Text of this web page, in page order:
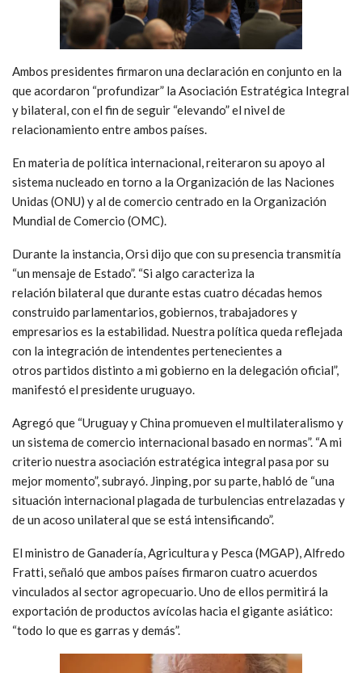
Ambos presidentes firmaron una declaración en conjunto en la
que acordaron “profundizar” la Asociación Estratégica Integral
y bilateral, con el fin de seguir “elevando” el nivel de
relacionamiento entre ambos países.
En materia de política internacional, reiteraron su apoyo al
sistema nucleado en torno a la Organización de las Naciones
Unidas (ONU) y al de comercio centrado en la Organización
Mundial de Comercio (OMC).
Durante la instancia, Orsi dijo que con su presencia transmitía
“un mensaje de Estado”. “Si algo caracteriza la
relación bilateral que durante estas cuatro décadas hemos
construido parlamentarios, gobiernos, trabajadores y
empresarios es la estabilidad. Nuestra política queda reflejada
con la integración de intendentes pertenecientes a
otros partidos distinto a mi gobierno en la delegación oficial”,
manifestó el presidente uruguayo.
Agregó que “Uruguay y China promueven el multilateralismo y
un sistema de comercio internacional basado en normas”. “A mi
criterio nuestra asociación estratégica integral pasa por su
mejor momento”, subrayó. Jinping, por su parte, habló de “una
situación internacional plagada de turbulencias entrelazadas y
de un acoso unilateral que se está intensificando”.
El ministro de Ganadería, Agricultura y Pesca (MGAP), Alfredo
Fratti, señaló que ambos países firmaron cuatro acuerdos
vinculados al sector agropecuario. Uno de ellos permitirá la
exportación de productos avícolas hacia el gigante asiático:
“todo lo que es garras y demás”.